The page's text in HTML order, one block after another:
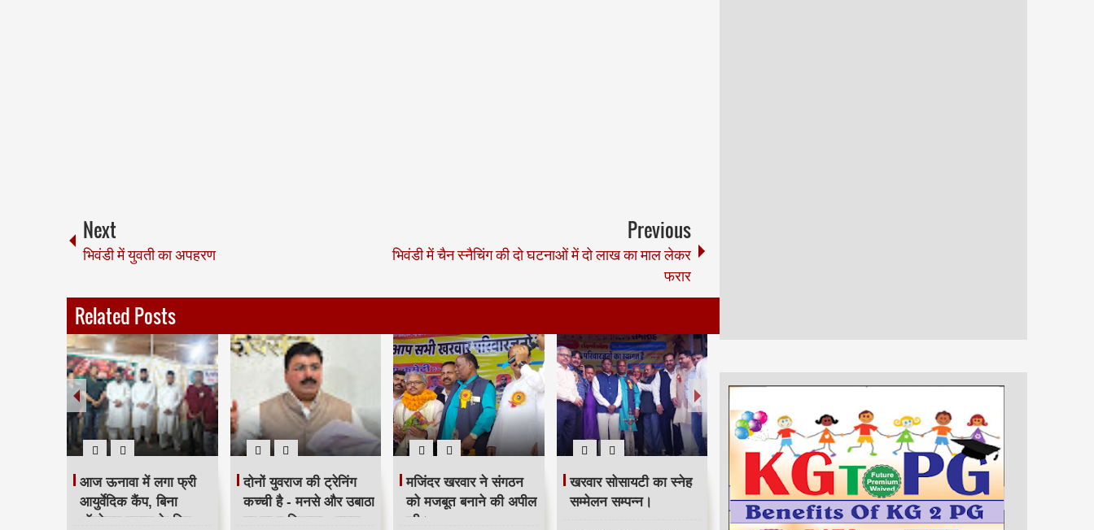
Next
भिवंडी में युवती का अपहरण
Previous
भिवंडी में चैन स्नैचिंग की दो घटनाओं में दो लाख का माल लेकर
फरार
Related Posts
आज ऊनावा में लगा फ्री
आयुर्वेदिक कैंप, बिना
ऑपरेशन इलाज के लिए
दोनों युवराज की ट्रेनिंग
कच्ची है - मनसे और उबाठा
पर साधा निशाना - राहुल
मजिंदर खरवार ने संगठन
को मजबूत बनाने की अपील
की।
खरवार सोसायटी का स्नेह
सम्मेलन सम्पन्न।